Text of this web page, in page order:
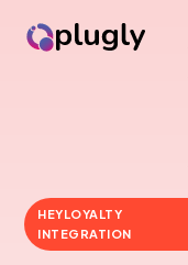
HEYLOYALTY
INTEGRATION